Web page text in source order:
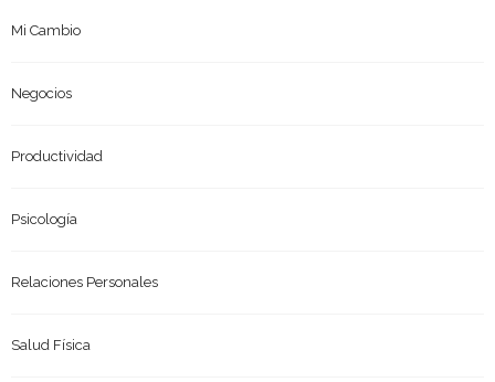
Mi Cambio
Negocios
Productividad
Psicología
Relaciones Personales
Salud Física